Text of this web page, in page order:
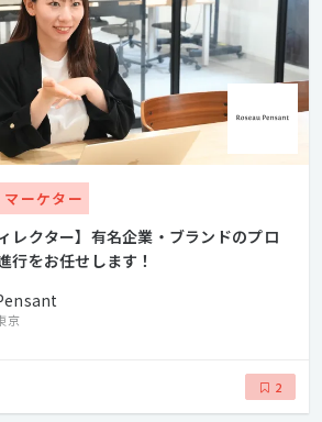
ーケター
レクター】有名企業・ブランドのプロ
行をお任せします！
京
2